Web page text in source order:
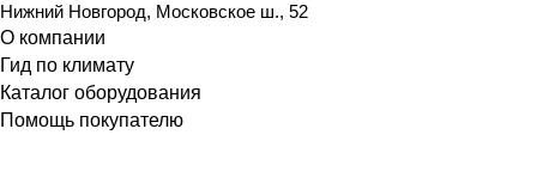
Нижний Новгород, Московское ш., 52
О компании
Гид по климату
Каталог оборудования
Помощь покупателю